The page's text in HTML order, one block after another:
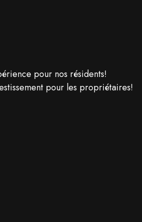
pour nos résidents!
pour les propriétaires!